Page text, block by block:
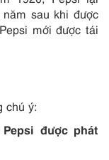
sau khi được
mới được tái
chú ý:
được phát